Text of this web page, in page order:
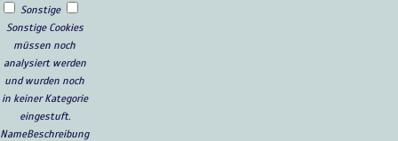
Sonstige
Sonstige Cookies
müssen noch
analysiert werden
und wurden noch
in keiner Kategorie
eingestuft.
NameBeschreibung